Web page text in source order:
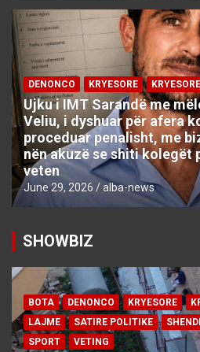
DENONCO KRYESORE KRYESORE
Ujku i IMT Sarandë me
Veliu, i dyshuar për afera
proceduar penalisht, me
nën akuzë se shiti kolegët
veten
June 29, 2026 alba-news
SHOWBIZ
BOTA DENONCO KRYESORE
LAJME
SATIRE POLITIKE
SPORT
VETING